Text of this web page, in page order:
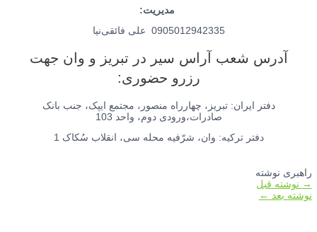
مدیریت:
0905012942335 علی فائقی‌نیا
آدرس شعب آراس سیر در تبریز و وان جهت
رزرو حضوری:
دفتر ایران: تبریز، چهارراه منصور، مجتمع ایپک، جنب بانک
صادرات،ورودی دوم، واحد 103
دفتر ترکیه: وان، شرّفیه محله سی، انقلاب سُکاک 1
راهبری نوشته
→ نوشته قبل
نوشته بعد ←